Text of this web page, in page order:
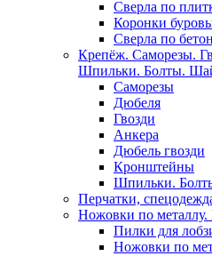
Сверла по
Коронки
Сверла по
Крепёж. Саморезы.
Шпильки. Болты.
Саморезы
Дюбеля
Гвозди
Анкера
Дюбель гвозди
Кронштейны
Шпильки.
Перчатки,
Ножовки по металлу.
Пилки для
Ножовки по